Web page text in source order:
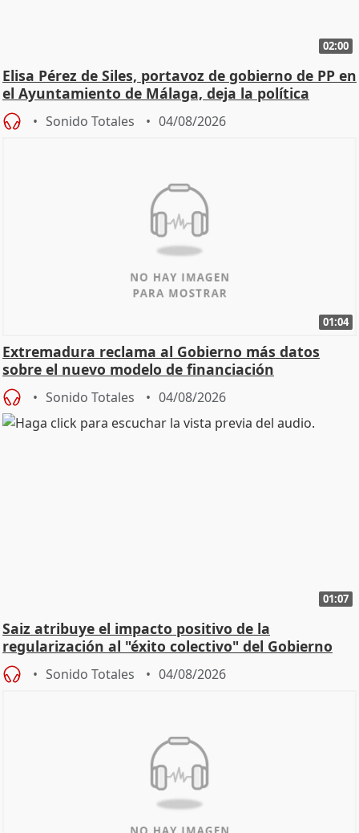
02:00
Elisa Pérez de Siles, portavoz de gobierno de PP en
el Ayuntamiento de Málaga, deja la política
Sonido Totales 04/08/2026
01:04
Extremadura reclama al Gobierno más datos
sobre el nuevo modelo de financiación
Sonido Totales 04/08/2026
01:07
Saiz atribuye el impacto positivo de la
regularización al "éxito colectivo" del Gobierno
Sonido Totales 04/08/2026